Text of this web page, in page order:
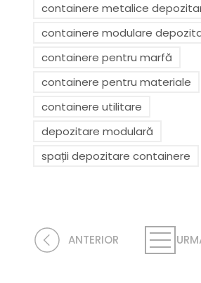
containere metalice
containere modulare
containere pentru marfă
containere pentru materiale
containere utilitare
depozitare modulară
spații depozitare containere
ANTERIOR